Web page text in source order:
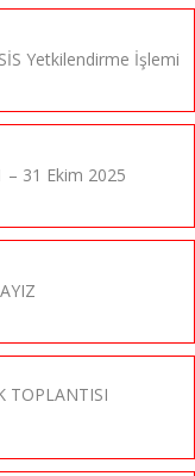
Yetkilendirme İşlemi
– 31 Ekim 2025
TOPLANTISI